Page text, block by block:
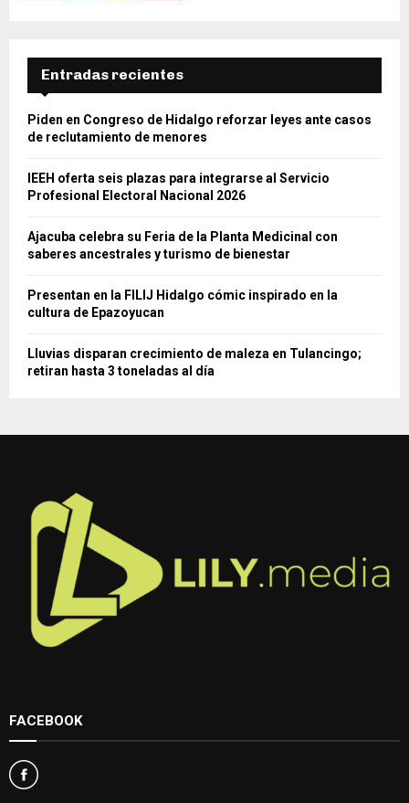
Entradas recientes
Piden en Congreso de Hidalgo reforzar leyes ante casos
de reclutamiento de menores
IEEH oferta seis plazas para integrarse al Servicio
Profesional Electoral Nacional 2026
Ajacuba celebra su Feria de la Planta Medicinal con
saberes ancestrales y turismo de bienestar
Presentan en la FILIJ Hidalgo cómic inspirado en la
cultura de Epazoyucan
Lluvias disparan crecimiento de maleza en Tulancingo;
retiran hasta 3 toneladas al día
FACEBOOK